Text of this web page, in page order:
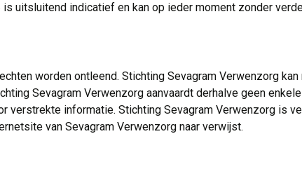
uitsluitend indicatief en kan op ieder moment zonder
worden ontleend. Stichting Sevagram Verwenzorg
Sevagram Verwenzorg aanvaardt derhalve geen
verstrekte informatie. Stichting Sevagram Verwenzorg is
van Sevagram Verwenzorg naar verwijst.